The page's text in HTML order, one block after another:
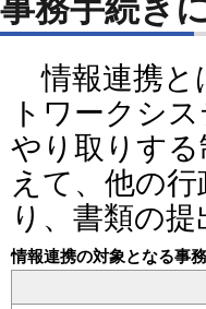
事務手続き
情報連携と
トワークシ
やり取りす
えて、他の
り、書類の
情報連携の対象となる事